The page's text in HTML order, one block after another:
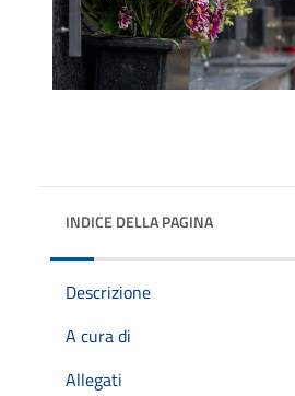
INDICE DELLA PAGINA
Descrizione
A cura di
Allegati